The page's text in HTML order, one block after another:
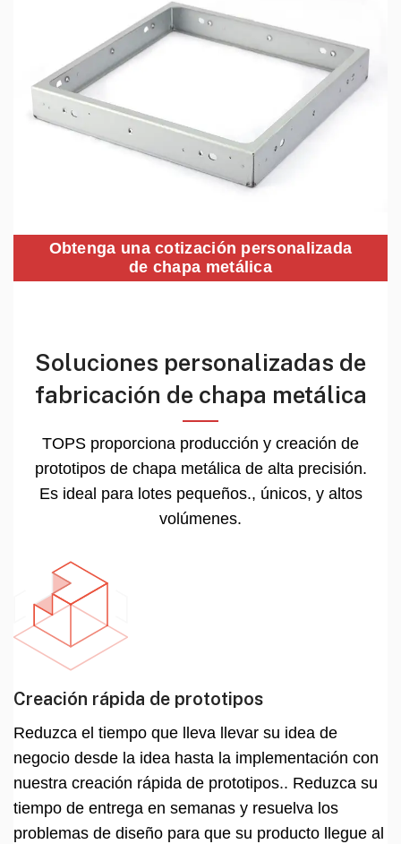
Obtenga una cotización personalizada
de chapa metálica
Soluciones personalizadas de
fabricación de chapa metálica
TOPS proporciona producción y creación de
prototipos de chapa metálica de alta precisión.
Es ideal para lotes pequeños., únicos, y altos
volúmenes.
Creación rápida de prototipos
Reduzca el tiempo que lleva llevar su idea de
negocio desde la idea hasta la implementación con
nuestra creación rápida de prototipos.. Reduzca su
tiempo de entrega en semanas y resuelva los
problemas de diseño para que su producto llegue al